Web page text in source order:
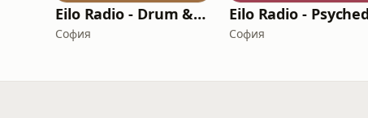
Eilo Radio - Drum & Bass Radio
София София